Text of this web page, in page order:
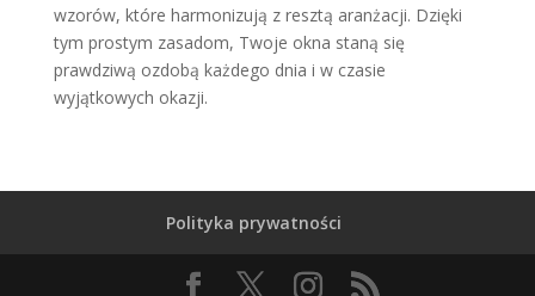
wzorów, które harmonizują z resztą aranżacji. Dzięki
tym prostym zasadom, Twoje okna staną się
prawdziwą ozdobą każdego dnia i w czasie
wyjątkowych okazji.
Polityka prywatności